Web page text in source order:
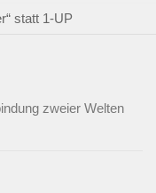
statt 1-UP
zweier Welten